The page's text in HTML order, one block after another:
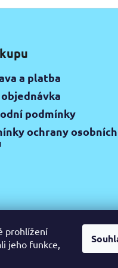
prohlížení
jeho funkce,
a platba
podmínky
ochrany osobních
Keramická